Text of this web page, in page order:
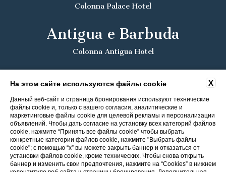
Colonna Palace Hotel
Antigua e Barbuda
Colonna Antigua Hotel
X
На этом сайте используются файлы cookie
Данный веб-сайт и страница бронирования используют технические
файлы cookie и, только с вашего согласия, аналитические и
маркетинговые файлы cookie для целевой рекламы и персонализации
объявлений. Чтобы дать согласие на установку всех категорий файлов
cookie, нажмите “Принять все файлы cookie” чтобы выбрать
конкретные категории файлов cookie, нажмите "Выбрать файлы
cookie"; с помощью “x” вы можете закрыть баннер и отказаться от
установки файлов cookie, кроме технических. Чтобы снова открыть
баннер и изменить свои предпочтения, нажмите на “Cookies” в нижнем